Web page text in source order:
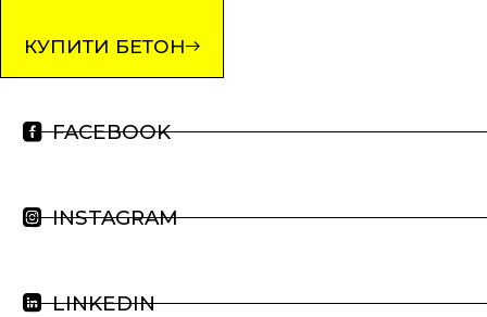
КУПИТИ БЕТОН
FACEBOOK
INSTAGRAM
LINKEDIN